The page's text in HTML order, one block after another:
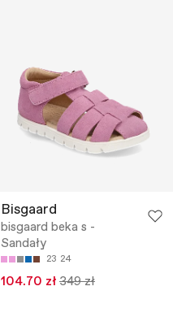
Bisgaard
bisgaard beka s -
Sandały
23 24
104.70 zł 349 zł